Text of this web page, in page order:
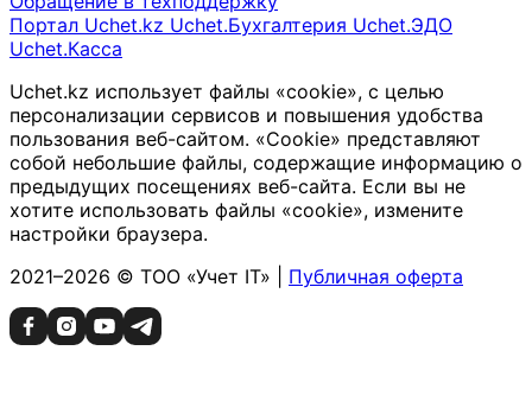
Портал Uchet.kz Uchet.Бухгалтерия Uchet.ЭДО
Uchet.Касса
Uchet.kz использует файлы «cookie», с целью
персонализации сервисов и повышения удобства
пользования веб-сайтом. «Cookie» представляют
собой небольшие файлы, содержащие информацию о
предыдущих посещениях веб-сайта. Если вы не
хотите использовать файлы «cookie», измените
настройки браузера.
2021–2026 © ТОО «Учет IT» | Публичная оферта